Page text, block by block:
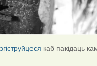
каб пакідаць